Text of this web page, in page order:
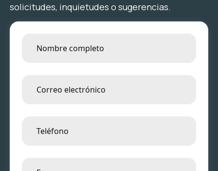
solicitudes, inquietudes o sugerencias.